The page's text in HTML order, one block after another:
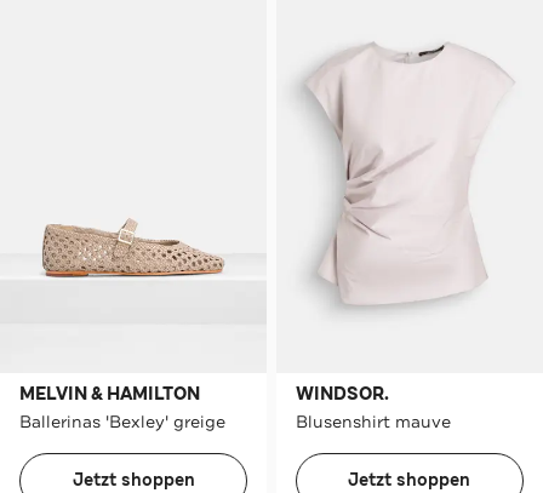
MELVIN & HAMILTON
Ballerinas 'Bexley' greige
Jetzt shoppen
WINDSOR.
Blusenshirt mauve
Jetzt shoppen